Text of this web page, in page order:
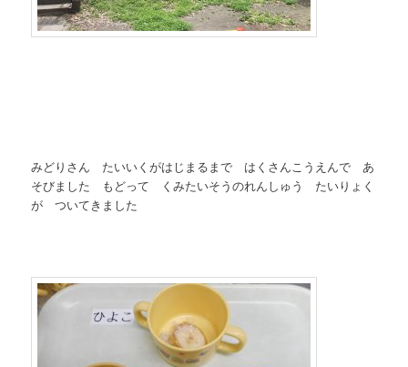
みどりさん たいいくがはじまるまで はくさんこうえんで あ
そびました もどって くみたいそうのれんしゅう たいりょく
が ついてきました